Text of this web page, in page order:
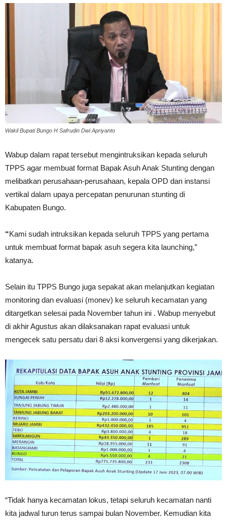
Wakil Bupati Bungo H Safrudin Dwi Apriyanto
Wabup dalam rapat tersebut mengintruksikan kepada seluruh
TPPS agar membuat format Bapak Asuh Anak Stunting dengan
melibatkan perusahaan-perusahaan, kepala OPD dan instansi
vertikal dalam upaya percepatan penurunan stunting di
Kabupaten Bungo.
“Kami sudah intruksikan kepada seluruh TPPS yang pertama
untuk membuat format bapak asuh segera kita launching,”
katanya.
Selain itu TPPS Bungo juga sepakat akan melanjutkan kegiatan
monitoring dan evaluasi (monev) ke seluruh kecamatan yang
ditargetkan selesai pada November tahun ini . Wabup menyebut
di akhir Agustus akan dilaksanakan rapat evaluasi untuk
mengecek satu persatu dari 8 aksi konvergensi yang dikerjakan.
“Tidak hanya kecamatan lokus, tetapi seluruh kecamatan nanti
kita jadwal turun terus sampai bulan November. Kemudian kita